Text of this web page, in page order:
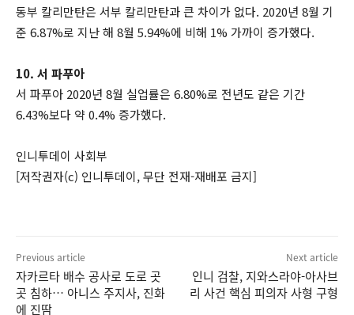
동부 칼리만탄은 서부 칼리만탄과 큰 차이가 없다. 2020년 8월 기
준 6.87%로 지난 해 8월 5.94%에 비해 1% 가까이 증가했다.
10. 서 파푸아
서 파푸아 2020년 8월 실업률은 6.80%로 전년도 같은 기간
6.43%보다 약 0.4% 증가했다.
인니투데이 사회부
[저작권자(c) 인니투데이, 무단 전재-재배포 금지]
Previous article
자카르타 배수 공사로 도로 곳
곳 침하… 아니스 주지사, 진화
에 진땀
Next article
인니 검찰, 지와스라야-아사브
리 사건 핵심 피의자 사형 구형